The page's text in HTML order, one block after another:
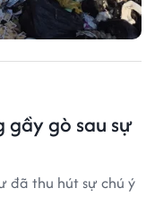
gầy gò sau sự
đã thu hút sự chú ý